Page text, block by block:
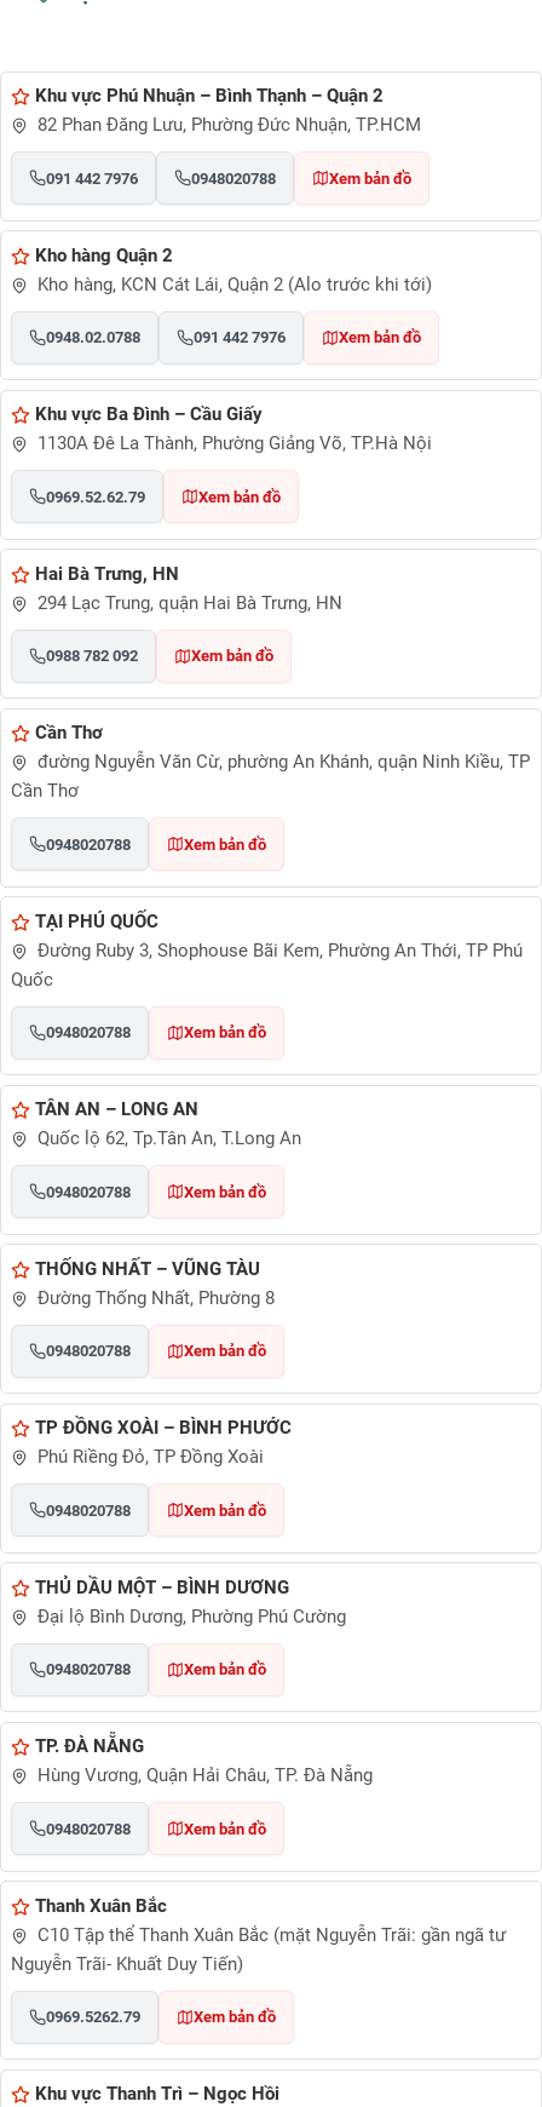
Khu vực Phú Nhuận – Bình Thạnh – Quận 2
82 Phan Đăng Lưu, Phường Đức Nhuận, TP.HCM
091 442 7976 0948020788 Xem bản đồ
Kho hàng Quận 2
Kho hàng, KCN Cát Lái, Quận 2 (Alo trước khi tới)
0948.02.0788 091 442 7976 Xem bản đồ
Khu vực Ba Đình – Cầu Giấy
1130A Đê La Thành, Phường Giảng Võ, TP.Hà Nội
0969.52.62.79 Xem bản đồ
Hai Bà Trưng, HN
294 Lạc Trung, quận Hai Bà Trưng, HN
0988 782 092 Xem bản đồ
Cần Thơ
đường Nguyễn Văn Cừ, phường An Khánh, quận Ninh Kiều, TP
Cần Thơ
0948020788 Xem bản đồ
TẠI PHÚ QUỐC
Đường Ruby 3, Shophouse Bãi Kem, Phường An Thới, TP Phú
Quốc
0948020788 Xem bản đồ
TÂN AN – LONG AN
Quốc lộ 62, Tp.Tân An, T.Long An
0948020788 Xem bản đồ
THỐNG NHẤT – VŨNG TÀU
Đường Thống Nhất, Phường 8
0948020788 Xem bản đồ
TP ĐỒNG XOÀI – BÌNH PHƯỚC
Phú Riềng Đỏ, TP Đồng Xoài
0948020788 Xem bản đồ
THỦ DẦU MỘT – BÌNH DƯƠNG
Đại lộ Bình Dương, Phường Phú Cường
0948020788 Xem bản đồ
TP. ĐÀ NẴNG
Hùng Vương, Quận Hải Châu, TP. Đà Nẵng
0948020788 Xem bản đồ
Thanh Xuân Bắc
C10 Tập thể Thanh Xuân Bắc (mặt Nguyễn Trãi: gần ngã tư
Nguyễn Trãi- Khuất Duy Tiến)
0969.5262.79 Xem bản đồ
Khu vực Thanh Trì – Ngọc Hồi